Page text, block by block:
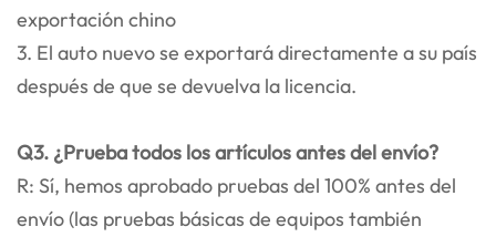
exportación chino
3. El auto nuevo se exportará directamente a su país
después de que se devuelva la licencia.
Q3. ¿Prueba todos los artículos antes del envío?
R: Sí, hemos aprobado pruebas del 100% antes del
envío (las pruebas básicas de equipos también